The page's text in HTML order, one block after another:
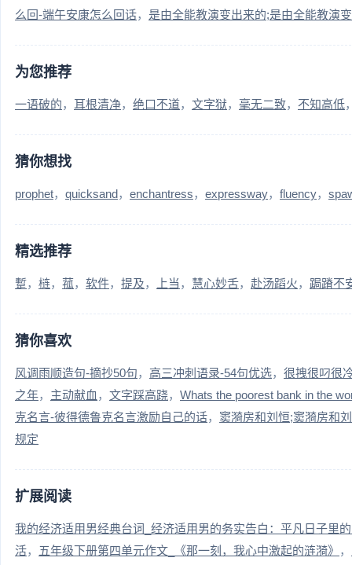
么回-端午安康怎么回话
是由全能教演变出来的;是由全能教演
为您推荐
一语破的 耳根清净 绝口不道 文字狱 毫无二致 不知高低
猜你想找
prophet quicksand enchantress expressway fluency
精选推荐
蹔 梿 菰 软件 提及 上当 慧心妙舌 赴汤蹈火 跼蹐不
猜你喜欢
风调雨顺造句-摘抄50句 高三冲刺语录-54句优选
很拽很叼很
之年
主动献血 文字踩高跷
Whats the poorest bank in the
克名言-彼得德鲁克名言激励自己的话
窦漪房和刘恒;窦漪房和
规定
扩展阅读
我的经济适用男经典台词_经济适用男的务实告白：平凡日子里
活
五年级下册第四单元作文_《那一刻，我心中激起的涟漪》